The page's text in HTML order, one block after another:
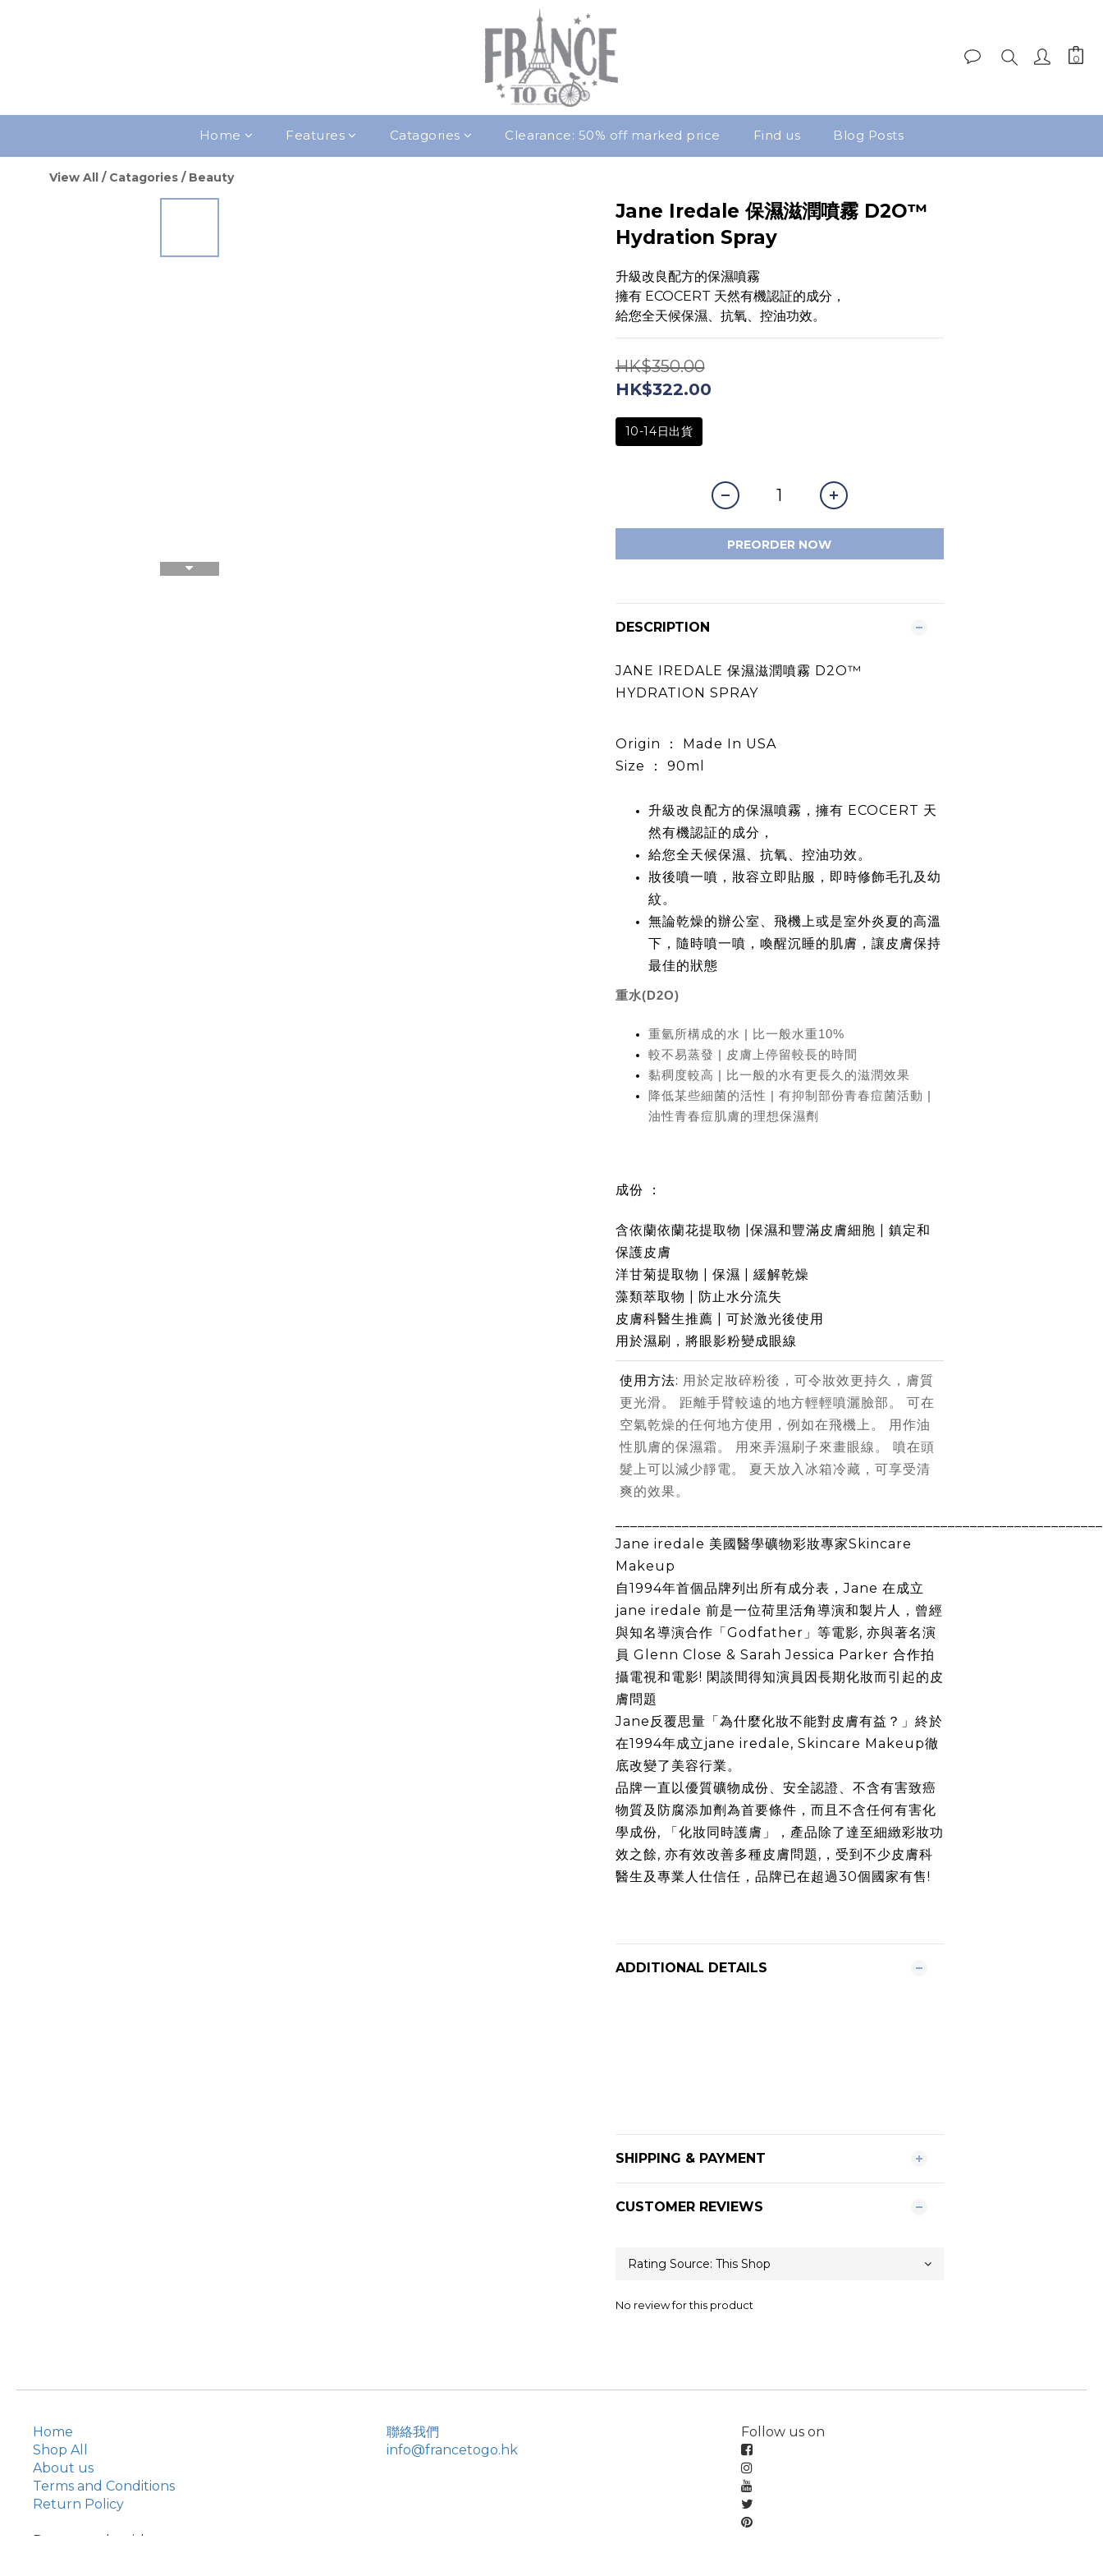
Home Features Catagories Clearance: 50% off marked price Find us Blog Posts
View All / Catagories / Beauty
Jane Iredale 保濕滋潤噴霧 D2O™
Hydration Spray
升級改良配方的保濕噴霧
擁有 ECOCERT 天然有機認証的成分，
給您全天候保濕、抗氧、控油功效。
HK$350.00
HK$322.00
10-14日出貨
PREORDER NOW
DESCRIPTION
JANE IREDALE 保濕滋潤噴霧 D2O™
HYDRATION SPRAY
Origin ： Made In USA
Size ： 90ml
升級改良配方的保濕噴霧，擁有 ECOCERT 天
然有機認証的成分，
給您全天候保濕、抗氧、控油功效。
妝後噴一噴，妝容立即貼服，即時修飾毛孔及幼
紋。
無論乾燥的辦公室、飛機上或是室外炎夏的高溫
下，隨時噴一噴，喚醒沉睡的肌膚，讓皮膚保持
最佳的狀態
重水(D2O)
重氫所構成的水 | 比一般水重10%
較不易蒸發 | 皮膚上停留較長的時間
黏稠度較高 | 比一般的水有更長久的滋潤效果
降低某些細菌的活性 | 有抑制部份青春痘菌活動 |
油性青春痘肌膚的理想保濕劑
成份 ：
含依蘭依蘭花提取物 |保濕和豐滿皮膚細胞 | 鎮定和
保護皮膚
洋甘菊提取物 | 保濕 | 緩解乾燥
藻類萃取物 | 防止水分流失
皮膚科醫生推薦 | 可於激光後使用
用於濕刷，將眼影粉變成眼線
使用方法: 用於定妝碎粉後，可令妝效更持久，膚質
更光滑。 距離手臂較遠的地方輕輕噴灑臉部。 可在
空氣乾燥的任何地方使用，例如在飛機上。 用作油
性肌膚的保濕霜。 用來弄濕刷子來畫眼線。 噴在頭
髮上可以減少靜電。 夏天放入冰箱冷藏，可享受清
爽的效果。
Jane iredale 美國醫學礦物彩妝專家Skincare
Makeup
自1994年首個品牌列出所有成分表，Jane 在成立
jane iredale 前是一位荷里活角導演和製片人，曾經
與知名導演合作「Godfather 」等電影, 亦與著名演
員 Glenn Close & Sarah Jessica Parker 合作拍
攝電視和電影! 閑談間得知演員因長期化妝而引起的皮
膚問題
Jane反覆思量「為什麼化妝不能對皮膚有益？」終於
在1994年成立jane iredale, Skincare Makeup徹
底改變了美容行業。
品牌一直以優質礦物成份、安全認證、不含有害致癌
物質及防腐添加劑為首要條件，而且不含任何有害化
學成份,
「化妝同時護膚」，產品除了達至細緻彩妝功
效之餘, 亦有效改善多種皮膚問題, ，受到不少皮膚科
醫生及專業人仕信任，品牌已在超過30個國家有售!
ADDITIONAL DETAILS
SHIPPING & PAYMENT
CUSTOMER REVIEWS
No review for this product
Home
Shop All
About us
Terms and Conditions
Return Policy
聯絡我們
info@francetogo.hk
Follow us on
Pay securely with